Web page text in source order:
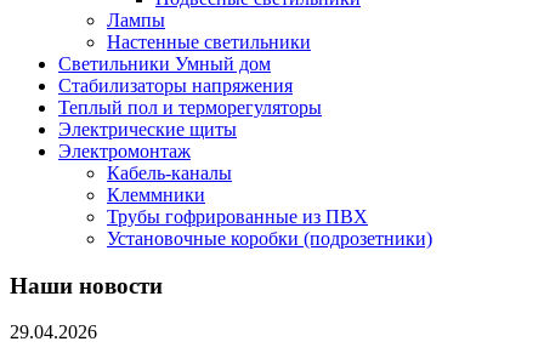
Лампы
Настенные светильники
Светильники Умный дом
Стабилизаторы напряжения
Теплый пол и терморегуляторы
Электрические щиты
Электромонтаж
Кабель-каналы
Клеммники
Трубы гофрированные из ПВХ
Установочные коробки (подрозетники)
Наши новости
29.04.2026